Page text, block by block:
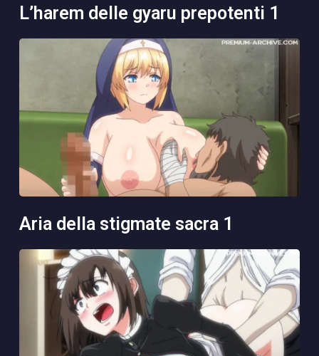
l’harem delle gyaru prepotenti 1
aria della stigmate sacra 1